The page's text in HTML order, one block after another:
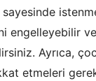
sayesinde
engelleyebilir
Ayrıca,
etmeleri